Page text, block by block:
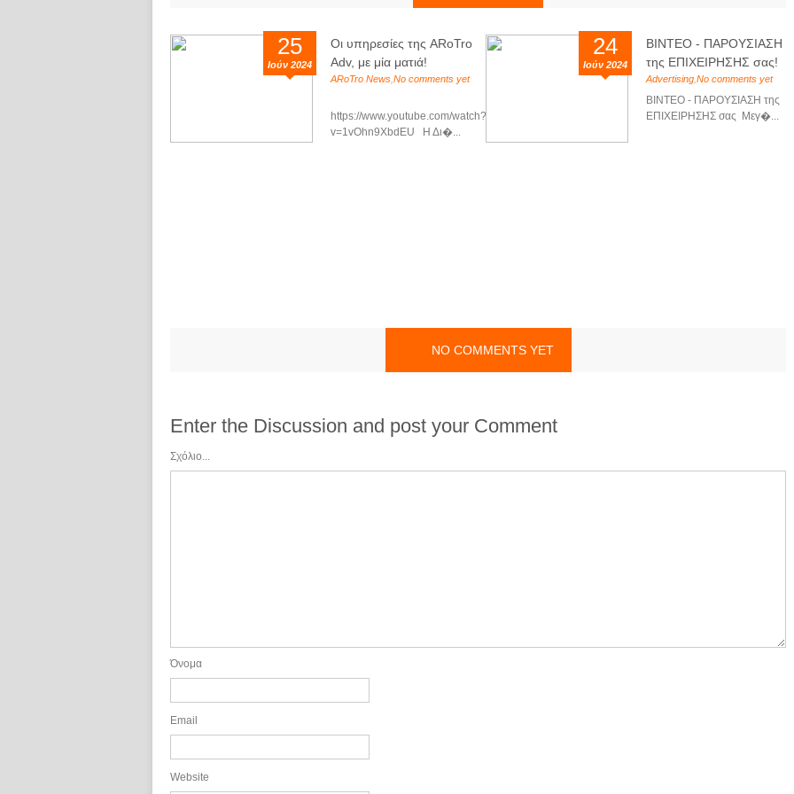
25
Ιούν 2024
Οι υπηρεσίες της ARoTro
Adv, με μία ματιά!
ARoTro News No comments yet
https://www.youtube.com/watch?
v=1vOhn9XbdEU Η Δι�...
24
Ιούν 2024
ΒΙΝΤΕΟ - ΠΑΡΟΥΣΙΑΣΗ
της ΕΠΙΧΕΙΡΗΣΗΣ σας!
Advertising No comments yet
ΒΙΝΤΕΟ - ΠΑΡΟΥΣΙΑΣΗ της
ΕΠΙΧΕΙΡΗΣΗΣ σας Μεγ�...
NO COMMENTS YET
Enter the Discussion and post your Comment
Σχόλιο...
Όνομα
Email
Website